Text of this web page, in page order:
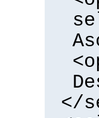
</